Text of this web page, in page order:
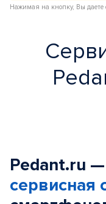
Нажимая на кнопку, Вы даете
Pedant.ru —
сервисная